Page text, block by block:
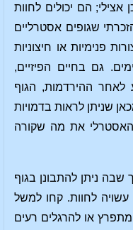
אצילי; הם יכולים לחוות
שגופים אסטרליים
פנימיות או חיצוניות
גם בחיים הפיזיים,
ההירדמות, הגוף
שניתן לראות בדמויות
האסטרלי את מה שקורה
שבה ניתן להתבונן בגוף
לחוות. קחו למשל
או להרגלים רעים